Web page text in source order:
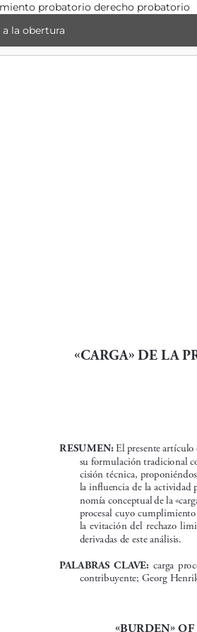
probatorio derecho probatorio
a la obertura